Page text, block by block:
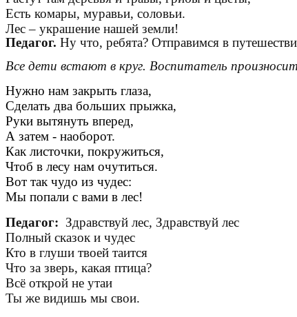
Есть комары, муравьи, соловьи.
Лес – украшение нашей земли!
Педагог. Ну что, ребята? Отправимся в
Все дети встают в круг. Воспитатель
Нужно нам закрыть глаза,
Сделать два больших прыжка,
Руки вытянуть вперед,
А затем - наоборот.
Как листочки, покружиться,
Чтоб в лесу нам очутиться.
Вот так чудо из чудес:
Мы попали с вами в лес!
Педагог: Здравствуй лес, Здравствуй лес
Полный сказок и чудес
Кто в глуши твоей таится
Что за зверь, какая птица?
Всё открой не утаи
Ты же видишь мы свои.